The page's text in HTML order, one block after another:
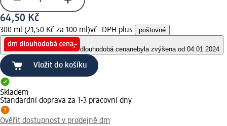
64,50 Kč
300 ml (21,50 Kč za 100 ml)vč. DPH plus poštovné
dlouhodobá cenanebyla zvýšena od 04.01.2024
Vložit do košíku
Skladem
Standardní doprava za 1-3 pracovní dny
Ověřit dostupnost v prodejně dm